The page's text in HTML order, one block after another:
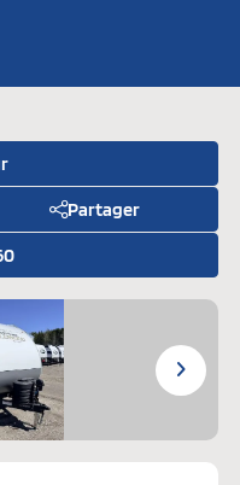
Partager